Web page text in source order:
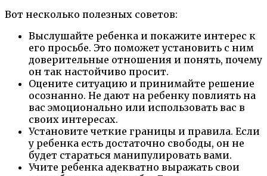
Вот несколько полезных советов:
Выслушайте ребенка и покажите интерес к
его просьбе. Это поможет установить с ним
доверительные отношения и понять, почему
он так настойчиво просит.
Оцените ситуацию и принимайте решение
осознанно. Не дают на ребенку повлиять на
вас эмоционально или использовать вас в
своих интересах.
Установите четкие границы и правила. Если
у ребенка есть достаточно свободы, он не
будет стараться манипулировать вами.
Учите ребенка адекватно выражать свои